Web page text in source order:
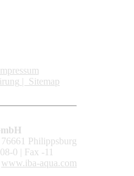
| Sitemap
Philippsburg
0 | Fax -11
www.iba-aqua.com